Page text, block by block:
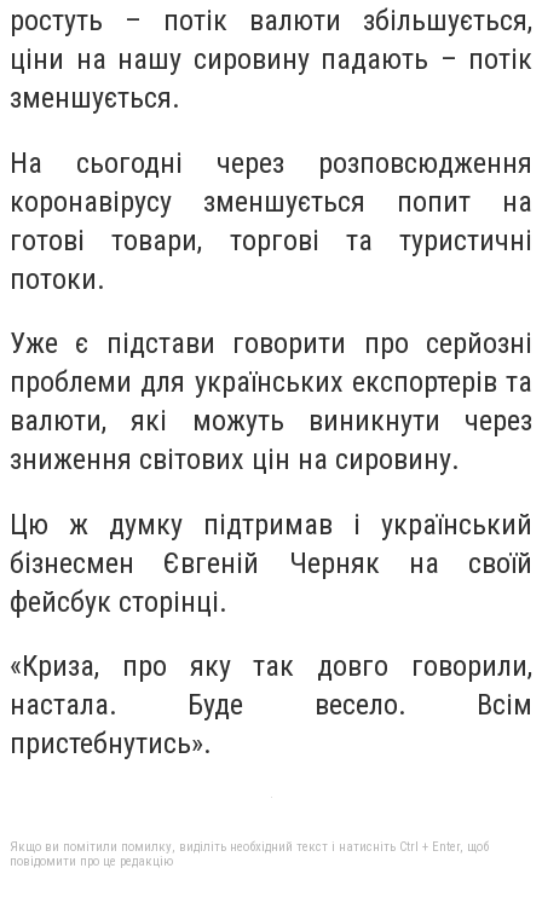
ростуть – потік валюти збільшується,
ціни на нашу сировину падають – потік
зменшується.
На сьогодні через розповсюдження
коронавірусу зменшується попит на
готові товари, торгові та туристичні
потоки.
Уже є підстави говорити про серйозні
проблеми для українських експортерів та
валюти, які можуть виникнути через
зниження світових цін на сировину.
Цю ж думку підтримав і український
бізнесмен Євгеній Черняк на своїй
фейсбук сторінці.
«Криза, про яку так довго говорили,
настала. Буде весело. Всім
пристебнутись».
Якщо ви помітили помилку, виділіть необхідний текст і натисніть Ctrl + Enter, щоб
повідомити про це редакцію